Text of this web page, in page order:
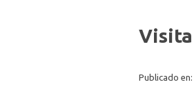
Visita
Publicado en: